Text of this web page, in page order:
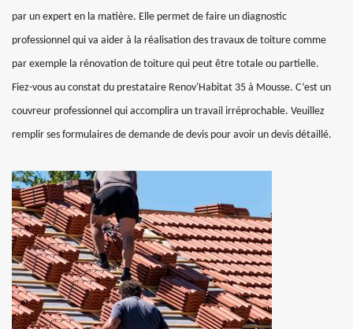
par un expert en la matière. Elle permet de faire un diagnostic
professionnel qui va aider à la réalisation des travaux de toiture comme
par exemple la rénovation de toiture qui peut être totale ou partielle.
Fiez-vous au constat du prestataire Renov'Habitat 35 à Mousse. C’est un
couvreur professionnel qui accomplira un travail irréprochable. Veuillez
remplir ses formulaires de demande de devis pour avoir un devis détaillé.